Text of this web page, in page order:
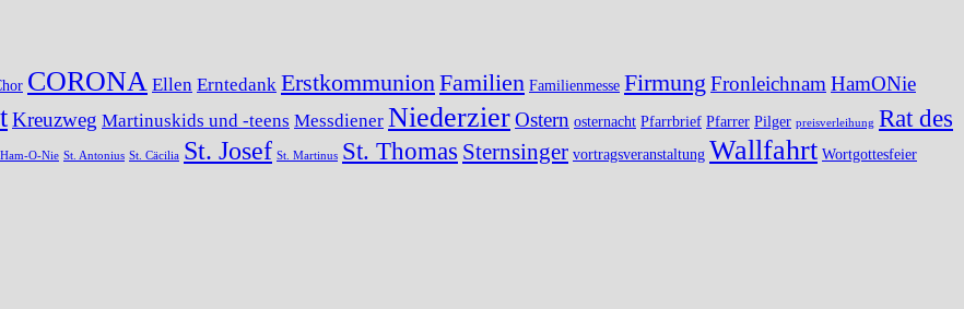
CORONA Ellen Erntedank Erstkommunion Familien Familienmesse Firmung Fronleichnam HamONie
Kreuzweg Martinuskids und -teens Messdiener NiederzierOstern osternacht Pfarrbrief Pfarrer Pilger preisverleihung Rat des
O-Nie St. Antonius St. Cäcilia St. Josef St. Martinus St. Thomas Sternsinger vortragsveranstaltung Wallfahrt Wortgottesfeier